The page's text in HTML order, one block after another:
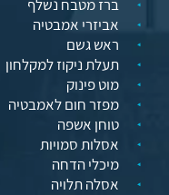
ברז מטבח נשלף
אביזרי אמבטיה
ראש גשם
תעלת ניקוז למקלחון
מוט פינוק
מפזר חום לאמבטיה
טוחן אשפה
אסלות סמויות
מיכלי הדחה
אסלה תלויה